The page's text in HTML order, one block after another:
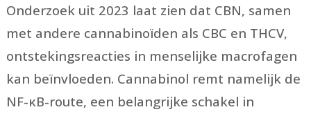
Onderzoek uit 2023 laat zien dat CBN, samen
met andere cannabinoïden als CBC en THCV,
ontstekingsreacties in menselijke macrofagen
kan beïnvloeden. Cannabinol remt namelijk de
NF-κB-route, een belangrijke schakel in